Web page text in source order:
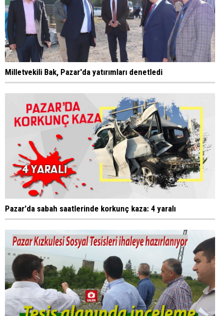
Milletvekili Bak, Pazar'da yatırımları denetledi
Pazar'da sabah saatlerinde korkunç kaza: 4 yaralı